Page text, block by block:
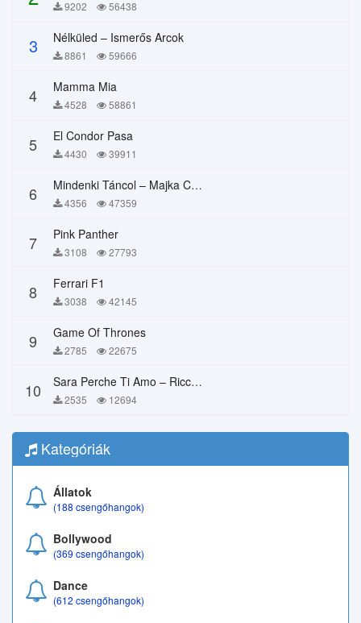
9202 56438
3 Nélküled – Ismerős Arcok
8861 59666
4 Mamma Mia
4528 58861
5 El Condor Pasa
4430 39911
6 Mindenki Táncol – Majka Curtis, Péter Majoros
4356 47359
7 Pink Panther
3108 27793
8 Ferrari F1
3038 42145
9 Game Of Thrones
2785 22675
10 Sara Perche Ti Amo – Ricchi E Poveri
2535 12694
Kategóriák
Állatok
(188 csengőhangok)
Bollywood
(369 csengőhangok)
Dance
(612 csengőhangok)